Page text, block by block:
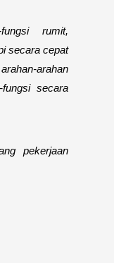
rumit,
secara cepat
arahan
secara
pekerjaan